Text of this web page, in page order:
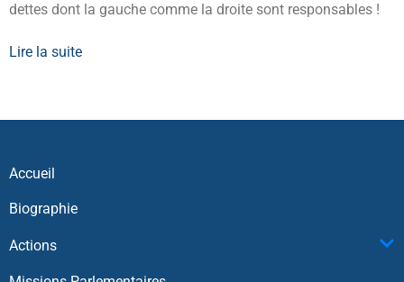
dettes dont la gauche comme la droite sont responsables !
Lire la suite
Accueil
Biographie
Actions